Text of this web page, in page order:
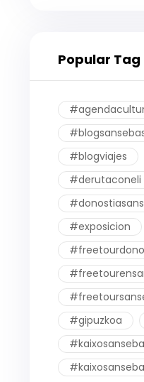
Popular Tag
#blogviajes
#derutaconeli
#exposicion
#gipuzkoa